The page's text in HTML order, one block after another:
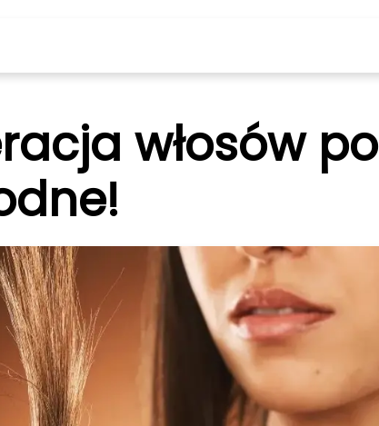
włosów